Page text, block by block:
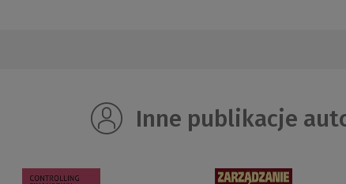
Inne publikacje